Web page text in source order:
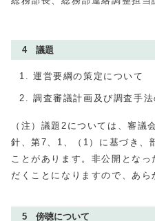
4 議題
運営要綱の策定について
調査審議計画及び調査手
（注）議題2については、審議
針、第7、1、（1）に基づき、
ことがあります。非公開とな
だくことになりますので、あら
5 傍聴について